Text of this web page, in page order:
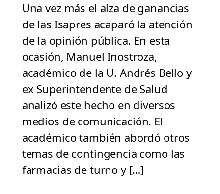
Una vez más el alza de ganancias
de las Isapres acaparó la atención
de la opinión pública. En esta
ocasión, Manuel Inostroza,
académico de la U. Andrés Bello y
ex Superintendente de Salud
analizó este hecho en diversos
medios de comunicación. El
académico también abordó otros
temas de contingencia como las
farmacias de turno y […]